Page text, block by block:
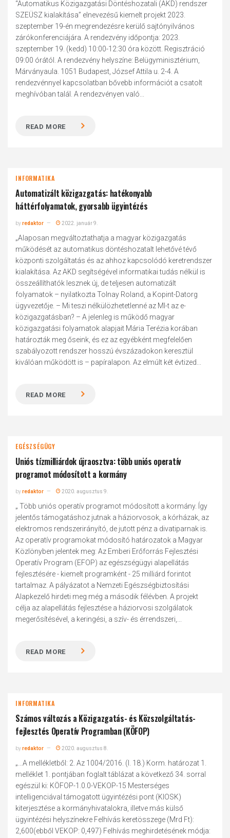
“Automatikus Közigazgatási Döntéshozatali (AKD) rendszer
SZEÜSZ kialakítása” elnevezésű kiemelt projekt 2023.
szeptember 19-én megrendezésre kerülő sajtónyilvános
zárókonferenciájára. A rendezvény időpontja: 2023.
szeptember 19. (kedd) 10:00-12:30 óra között. Regisztráció
09:00 órától. A rendezvény helyszíne: Belügyminisztérium,
Márványaula. 1051 Budapest, József Attila u. 2-4. A
rendezvénnyel kapcsolatban bővebb információt a csatolt
meghívóban talál. A rendezvényen való...
READ MORE
INFORMATIKA
Automatizált közigazgatás: hatékonyabb
háttérfolyamatok, gyorsabb ügyintézés
byredaktor 2022. január 9.
„Alaposan megváltoztathatja a magyar közigazgatás
működését az automatikus döntéshozatalt lehetővé tévő
központi szolgáltatás és az ahhoz kapcsolódó keretrendszer
kialakítása. Az AKD segítségével informatikai tudás nélkül is
összeállíthatók lesznek új, de teljesen automatizált
folyamatok – nyilatkozta Tolnay Roland, a Kopint-Datorg
ügyvezetője. – Mi teszi nélkülözhetetlenné az MI-t az e-
közigazgatásban? – A jelenleg is működő magyar
közigazgatási folyamatok alapjait Mária Terézia korában
határozták meg őseink, és ez az egyébként megfelelően
szabályozott rendszer hosszú évszázadokon keresztül
kiválóan működött is – papíralapon. Az elmúlt két évtized...
READ MORE
EGÉSZSÉGÜGY
Uniós tízmilliárdok újraosztva: több uniós operatív
programot módosított a kormány
byredaktor 2020. augusztus 9.
„ Több uniós operatív programot módosított a kormány. Így
jelentős támogatáshoz jutnak a háziorvosok, a kórházak, az
elektromos rendszerirányító, de jutott pénz a divatiparnak is.
Az operatív programokat módosító határozatok a Magyar
Közlönyben jelentek meg: Az Emberi Erőforrás Fejlesztési
Operatív Program (EFOP) az egészségügyi alapellátás
fejlesztésére - kiemelt programként - 25 milliárd forintot
tartalmaz. A pályázatot a Nemzeti Egészségbiztosítási
Alapkezelő hirdeti meg még a második félévben. A projekt
célja az alapellátás fejlesztése a háziorvosi szolgálatok
megerősítésével, a keringési, a szív- és érrendszeri,...
READ MORE
INFORMATIKA
Számos változás a Közigazgatás- és Közszolgáltatás-
fejlesztés Operatív Programban (KÖFOP)
byredaktor 2020. augusztus 8.
„...A mellékletből: 2. Az 1004/2016. (I. 18.) Korm. határozat 1.
melléklet 1. pontjában foglalt táblázat a következő 34. sorral
egészül ki: KÖFOP-1.0.0-VEKOP-15 Mesterséges
intelligenciával támogatott ügyintézési pont (KIOSK)
kiterjesztése a kormányhivatalokra, illetve más külső
ügyintézési helyszínekre Felhívás keretösszege (Mrd Ft):
2,600(ebből VEKOP: 0,497) Felhívás meghirdetésének módja: